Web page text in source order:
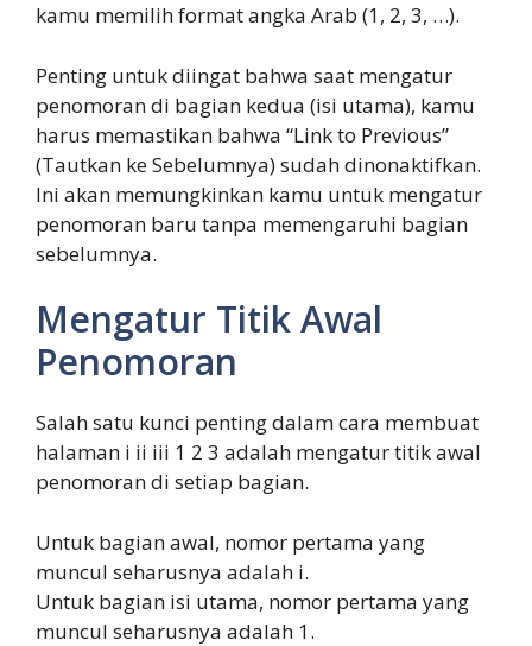
kamu memilih format angka Arab (1, 2, 3, …).
Penting untuk diingat bahwa saat mengatur
penomoran di bagian kedua (isi utama), kamu
harus memastikan bahwa “Link to Previous”
(Tautkan ke Sebelumnya) sudah dinonaktifkan.
Ini akan memungkinkan kamu untuk mengatur
penomoran baru tanpa memengaruhi bagian
sebelumnya.
Mengatur Titik Awal
Penomoran
Salah satu kunci penting dalam cara membuat
halaman i ii iii 1 2 3 adalah mengatur titik awal
penomoran di setiap bagian.
Untuk bagian awal, nomor pertama yang
muncul seharusnya adalah i.
Untuk bagian isi utama, nomor pertama yang
muncul seharusnya adalah 1.